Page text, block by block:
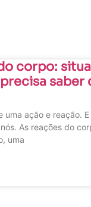
corpo:
saber
uma ação e reação.
As reações do
uma